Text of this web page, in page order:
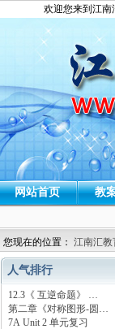
欢迎您来到江南
网站首页 教
您现在的位置： 江南汇教
人气排行
12.3《 互逆命题》 …
第二章《对称图形-圆…
7A Unit 2 单元复习